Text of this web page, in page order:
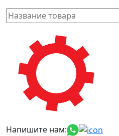
Напишите нам: